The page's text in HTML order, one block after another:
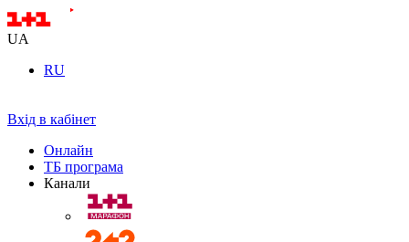
UA
RU
Вхід в кабінет
Онлайн
ТБ програма
Канали